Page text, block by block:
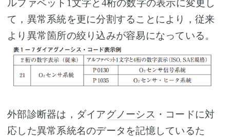
ルファベット1文字と4桁の数字の表示に変更し
て，異常系統を更に分割することにより，従来
より異常箇所の絞り込みが容易になっている。
外部診断器は，ダイアグノーシス ・コードに対
応した異常系統名のデータを記憶しているた